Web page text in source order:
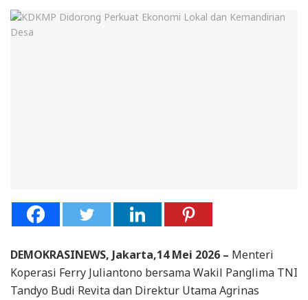
DEMOKRASINEWS, Jakarta,14 Mei 2026 – Menteri
Koperasi Ferry Juliantono bersama Wakil Panglima TNI
Tandyo Budi Revita dan Direktur Utama Agrinas